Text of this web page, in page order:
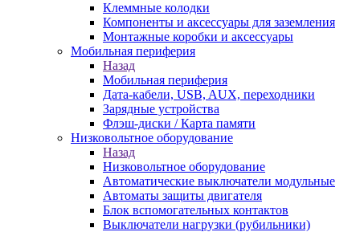
Клеммные колодки
Компоненты и аксессуары для заземления
Монтажные коробки и аксессуары
Мобильная периферия
Назад
Мобильная периферия
Дата-кабели, USB, AUX, переходники
Зарядные устройства
Флэш-диски / Карта памяти
Низковольтное оборудование
Назад
Низковольтное оборудование
Автоматические выключатели модульные
Автоматы защиты двигателя
Блок вспомогательных контактов
Выключатели нагрузки (рубильники)